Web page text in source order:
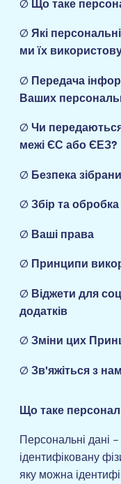
Ø Що таке
Ø Які
ми їх
Ø Передача
Ваших
Ø Чи
межі ЄС або ЄЕЗ?
Ø Безпека
Ø Збір та
Ø Ваші права
Ø Принципи
Ø Віджети для
додатків
Ø Зміни цих
Ø Зв'яжіться з
Що таке
Персональні дані
ідентифіковану
яку можна